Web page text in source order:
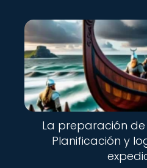
La preparación de
Planificación y